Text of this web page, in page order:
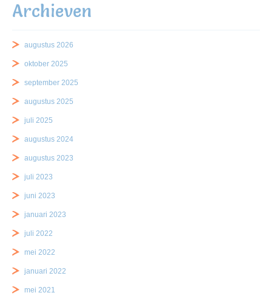
Archieven
augustus 2026
oktober 2025
september 2025
augustus 2025
juli 2025
augustus 2024
augustus 2023
juli 2023
juni 2023
januari 2023
juli 2022
mei 2022
januari 2022
mei 2021